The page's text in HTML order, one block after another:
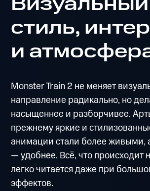
стиль,
и
Monster Train 2 не меняет
направление радикально, но
насыщеннее и разборчивее.
прежнему яркие и
анимации стали более живыми,
— удобнее. Всё, что происходит
легко читается даже при
эффектов.